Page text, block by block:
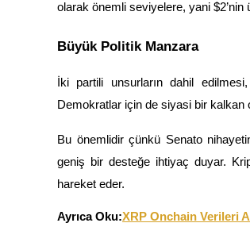
Power Piggy
olarak önemli seviyelere, yani
Büyük Politik Manzara
İki partili unsurların dahil
Demokratlar için de siyasi bir kalkan
Bu önemlidir çünkü Senato
geniş bir desteğe ihtiyaç duyar.
hareket eder.
Ayrıca Oku:XRP Onchain Verileri